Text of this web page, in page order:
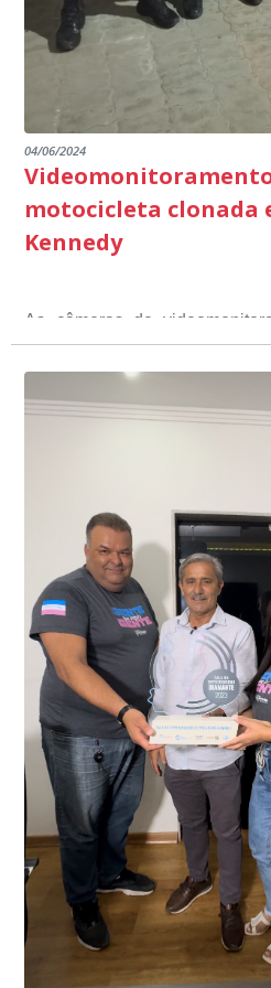
04/06/2024
motocicleta clonada
Kennedy
As câmeras de
Presidente Kennedy
01 de junho, uma
adulteração,
videomonitoramento acionou
Durante a abordagem a
através da conferência do
conta do sistema de
recentemente em todo o
Kennedy, o sistema é
do país, sendo possível a
meio do cruzamento de
específico, com dados de
de Janeiro.
“Mais de 100 câmeras
interior de Presidente
segurança à população, seja
produtores agropecuários.
parabéns a todos os
segurança da nossa
Fontão.